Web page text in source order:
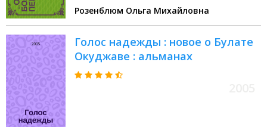
Розенблюм Ольга Михайловна
Голос надежды : новое о Булате
Окуджаве : альманах